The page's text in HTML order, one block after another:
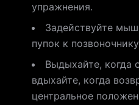
упражнения.
Задействуйте
пупок к
Выдыхайте, когда
вдыхайте, когда
центральное